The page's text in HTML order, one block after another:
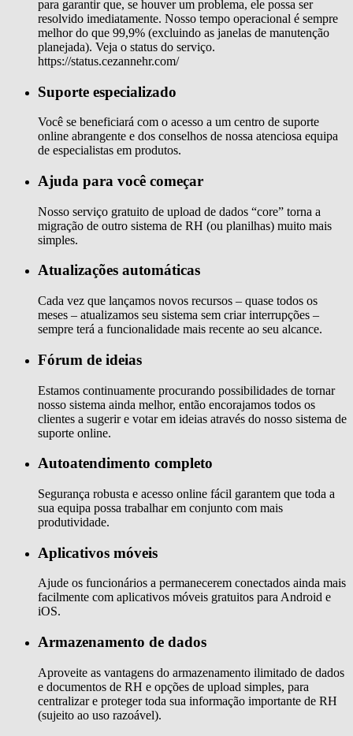
para garantir que, se houver um problema, ele possa ser
resolvido imediatamente. Nosso tempo operacional é sempre
melhor do que 99,9% (excluindo as janelas de manutenção
planejada). Veja o status do serviço.
https://status.cezannehr.com/
Suporte especializado
Você se beneficiará com o acesso a um centro de suporte
online abrangente e dos conselhos de nossa atenciosa equipa
de especialistas em produtos.
Ajuda para você começar
Nosso serviço gratuito de upload de dados “core” torna a
migração de outro sistema de RH (ou planilhas) muito mais
simples.
Atualizações automáticas
Cada vez que lançamos novos recursos – quase todos os
meses – atualizamos seu sistema sem criar interrupções –
sempre terá a funcionalidade mais recente ao seu alcance.
Fórum de ideias
Estamos continuamente procurando possibilidades de tornar
nosso sistema ainda melhor, então encorajamos todos os
clientes a sugerir e votar em ideias através do nosso sistema de
suporte online.
Autoatendimento completo
Segurança robusta e acesso online fácil garantem que toda a
sua equipa possa trabalhar em conjunto com mais
produtividade.
Aplicativos móveis
Ajude os funcionários a permanecerem conectados ainda mais
facilmente com aplicativos móveis gratuitos para Android e
iOS.
Armazenamento de dados
Aproveite as vantagens do armazenamento ilimitado de dados
e documentos de RH e opções de upload simples, para
centralizar e proteger toda sua informação importante de RH
(sujeito ao uso razoável).